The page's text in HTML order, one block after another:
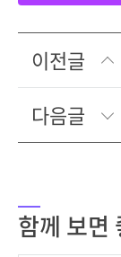
이전글
다음글
함께 보면